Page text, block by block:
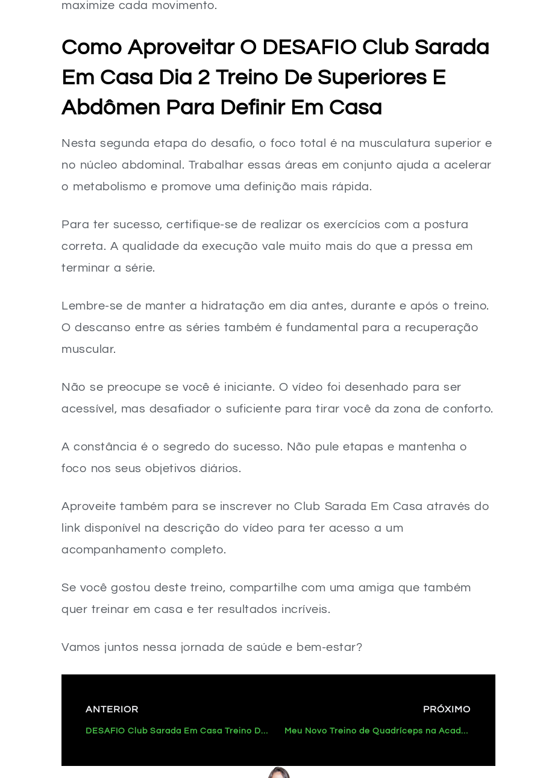
maximize cada movimento.
Como Aproveitar O DESAFIO Club Sarada
Em Casa Dia 2 Treino De Superiores E
Abdômen Para Definir Em Casa
Nesta segunda etapa do desafio, o foco total é na musculatura superior e
no núcleo abdominal. Trabalhar essas áreas em conjunto ajuda a acelerar
o metabolismo e promove uma definição mais rápida.
Para ter sucesso, certifique-se de realizar os exercícios com a postura
correta. A qualidade da execução vale muito mais do que a pressa em
terminar a série.
Lembre-se de manter a hidratação em dia antes, durante e após o treino.
O descanso entre as séries também é fundamental para a recuperação
muscular.
Não se preocupe se você é iniciante. O vídeo foi desenhado para ser
acessível, mas desafiador o suficiente para tirar você da zona de conforto.
A constância é o segredo do sucesso. Não pule etapas e mantenha o
foco nos seus objetivos diários.
Aproveite também para se inscrever no Club Sarada Em Casa através do
link disponível na descrição do vídeo para ter acesso a um
acompanhamento completo.
Se você gostou deste treino, compartilhe com uma amiga que também
quer treinar em casa e ter resultados incríveis.
Vamos juntos nessa jornada de saúde e bem-estar?
ANTERIOR
DESAFIO Club Sarada Em Casa Treino De CARDIO DANCE Para Definir O Corpo
PRÓXIMO
Meu Novo Treino de Quadríceps na Academia: Resultados Intensos